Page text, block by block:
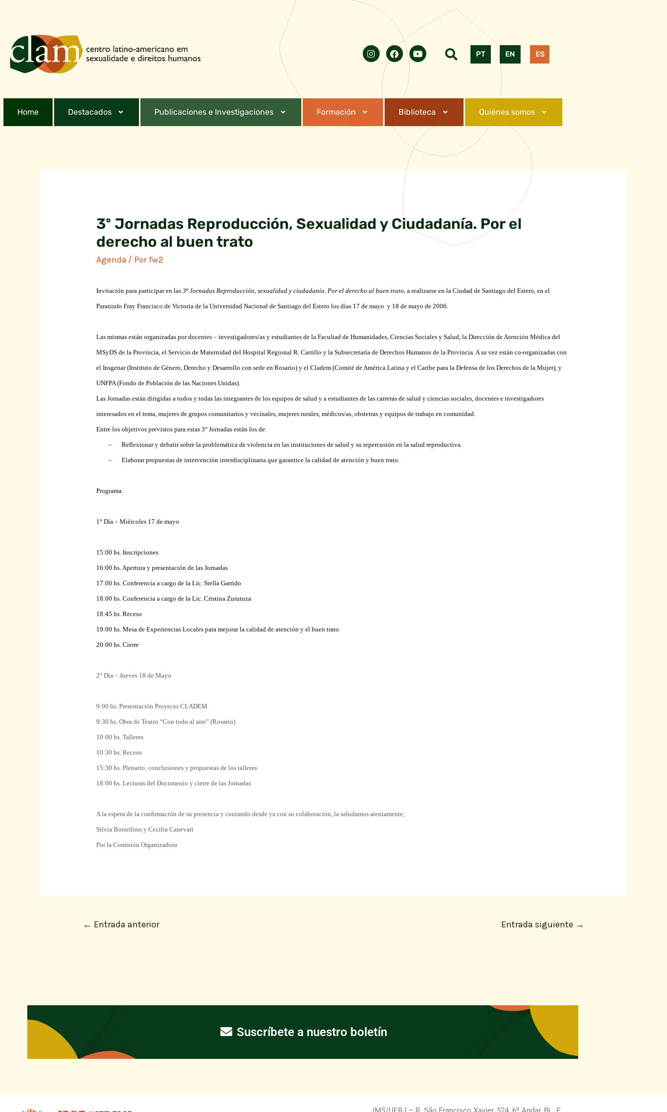
PT EN ES
Home Destacados Publicaciones e Investigaciones Formación Biblioteca Quiénes somos
3º Jornadas Reproducción, Sexualidad y Ciudadanía. Por el
derecho al buen trato
Agenda / Porfw2
Invitación para participar en las3º Jornadas Reproducción, sexualidad y ciudadanía. Por el derecho al buen trato, a realizarse en la Ciudad deSantiago del Estero, en el
Paraninfo Fray Francisco de Victoria de la Universidad Nacional de Santiago del Estero los días 17 de mayo y 18 de mayo de 2006.
Las mismas están organizadas por docentes – investigadores/as y estudiantes de la Facultad de Humanidades, Ciencias Sociales y Salud, la Dirección de Atención Médica del
MSyDS de la Provincia, el Servicio de Maternidad del Hospital Regional R. Carrillo y la Subsecretaría de Derechos Humanos de la Provincia. A su vez están co-organizadas con
el Insgenar (Instituto de Género, Derecho y Desarrollo con sede en Rosario) y el Cladem (Comité de América Latina y el Caribe para la Defensa de los Derechos de la Mujer), y
UNFPA (Fondo de Población de las Naciones Unidas).
Las Jornadas están dirigidas a todos y todas las integrantes de los equipos de salud y a estudiantes de las carreras de salud y ciencias sociales, docentes e investigadores
interesados en el tema, mujeres de grupos comunitarios y vecinales, mujeres rurales, médicos/as, obstetras y equipos de trabajo en comunidad.
Entre los objetivos previstos para estas 3° Jornadas están los de:
– Reflexionar y debatir sobre la problemática de violencia en las instituciones de salud y su repercusión en la salud reproductiva.
– Elaborar propuestas de intervención interdisciplinaria que garantice la calidad de atención y buen trato.
Programa:
1° Día – Miércoles 17 de mayo
15:00 hs. Inscripciones
16:00 hs. Apertura y presentación de las Jornadas
17:00 hs. Conferencia a cargo de la Lic. Stella Garrido
18:00 hs. Conferencia a cargo de la Lic. Cristina Zurutuza
18:45 hs. Receso
19:00 hs. Mesa de Experiencias Locales para mejorar la calidad de atención y el buen trato.
20:00 hs. Cierre
2° Día – Jueves 18 de Mayo
9:00 hs. Presentación Proyecto CLADEM
9:30 hs. Obra de Teatro “Con todo al aire” (Rosario)
10:00 hs. Talleres
10:30 hs. Receso
15:30 hs. Plenario: conclusiones y propuestas de los talleres
18:00 hs. Lecturas del Documento y cierre de las Jornadas
A la espera de la confirmación de su presencia y contando desde ya con su colaboración, la saludamos atentamente,
Silvia Borsellino y Cecilia Canevari
Por la Comisión Organizadora
← Entrada anterior Entrada siguiente →
Suscríbete a nuestro boletín